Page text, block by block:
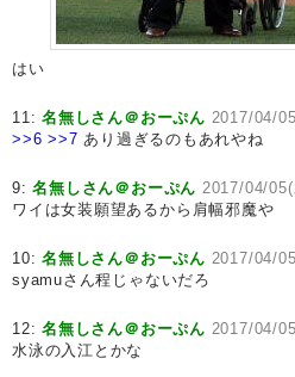
はい
11:名無しさん＠おーぷん 2017/04/
>>6 >>7 あり過ぎるのもあれやね
9:名無しさん＠おーぷん 2017/04/
ワイは女装願望あるから肩幅邪魔や
10:名無しさん＠おーぷん 2017/04/
syamuさん程じゃないだろ
12:名無しさん＠おーぷん 2017/04/
水泳の入江とかな